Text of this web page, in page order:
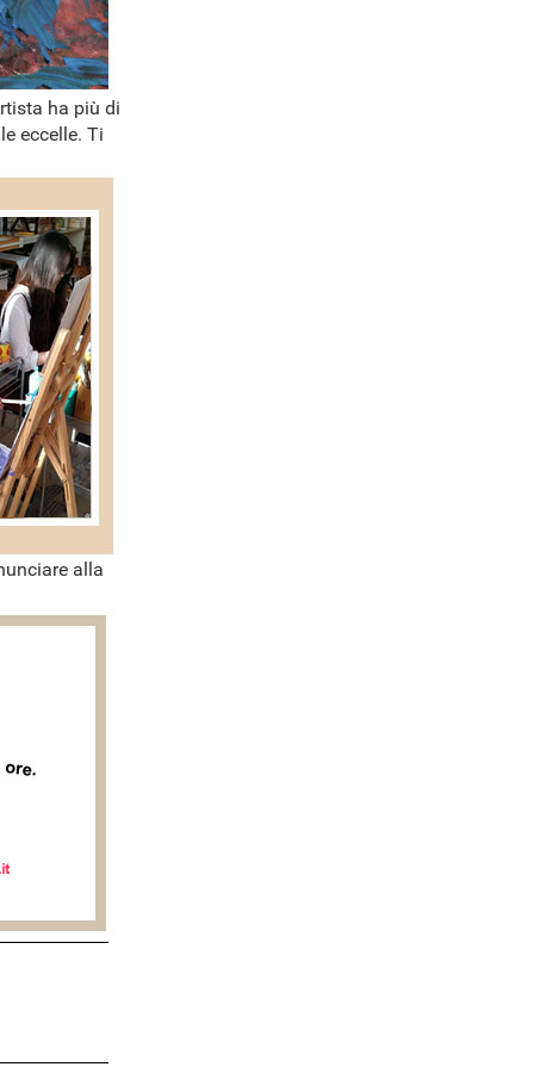
ha più di
eccelle. Ti
alla